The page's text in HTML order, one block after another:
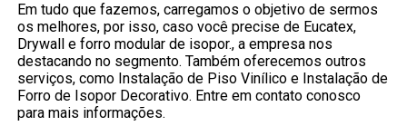
Em tudo que fazemos, carregamos o objetivo de sermos
os melhores, por isso, caso você precise de Eucatex,
Drywall e forro modular de isopor., a empresa nos
destacando no segmento. Também oferecemos outros
serviços, como Instalação de Piso Vinílico e Instalação de
Forro de Isopor Decorativo. Entre em contato conosco
para mais informações.